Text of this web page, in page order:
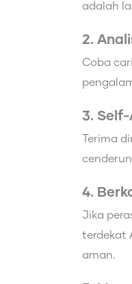
adalah
2.
Coba
3.
Terima
4.
Jika
terdekat
aman.